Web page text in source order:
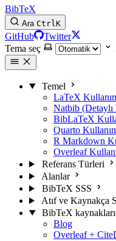
BibTeX
Ara CtrlK
GitHub
Twitter
Tema seç
Temel
LaTeX
Natbib (Detaylı
BibLaTeX
Quarto
R Markdown
Overleaf
Referans Türleri
Alanlar
BibTeX SSS
Atıf ve Kaynakça
BibTeX kaynakları
Blog
Overleaf +